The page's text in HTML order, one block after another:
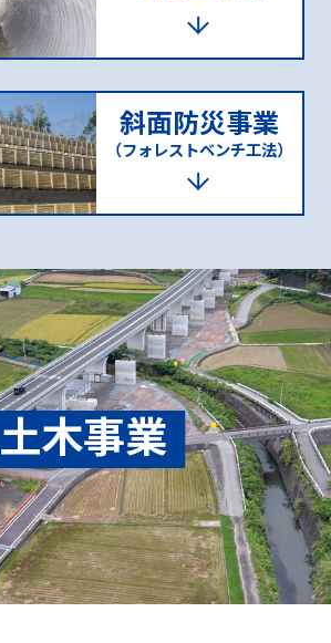
斜面防災事業
（フォレストベンチ工法）
土木事業